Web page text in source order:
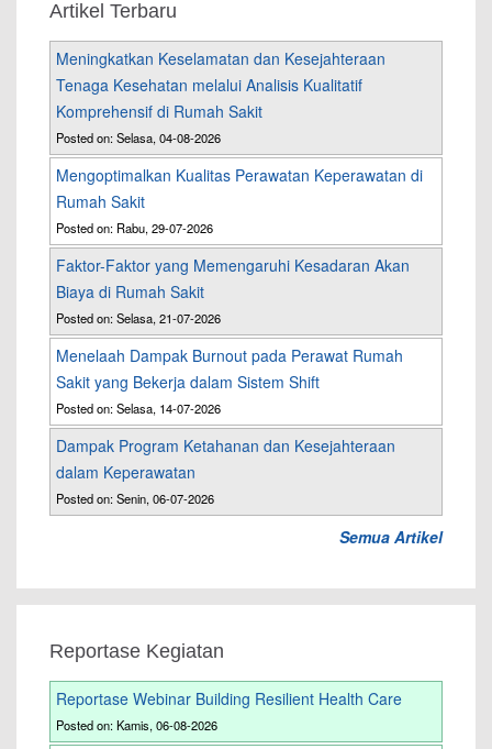
Artikel Terbaru
Meningkatkan Keselamatan dan Kesejahteraan
Tenaga Kesehatan melalui Analisis Kualitatif
Komprehensif di Rumah Sakit
Posted on: Selasa, 04-08-2026
Mengoptimalkan Kualitas Perawatan Keperawatan di
Rumah Sakit
Posted on: Rabu, 29-07-2026
Faktor-Faktor yang Memengaruhi Kesadaran Akan
Biaya di Rumah Sakit
Posted on: Selasa, 21-07-2026
Menelaah Dampak Burnout pada Perawat Rumah
Sakit yang Bekerja dalam Sistem Shift
Posted on: Selasa, 14-07-2026
Dampak Program Ketahanan dan Kesejahteraan
dalam Keperawatan
Posted on: Senin, 06-07-2026
Semua Artikel
Reportase Kegiatan
Reportase Webinar Building Resilient Health Care
Posted on: Kamis, 06-08-2026